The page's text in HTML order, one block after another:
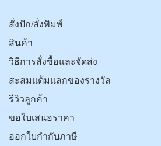
สั่งปัก/สั่งพิมพ์
สินค้า
วิธีการสั่งซื้อและจัดส่ง
สะสมแต้มแลกของรางวัล
รีวิวลูกค้า
ขอใบเสนอราคา
ออกใบกำกับภาษี